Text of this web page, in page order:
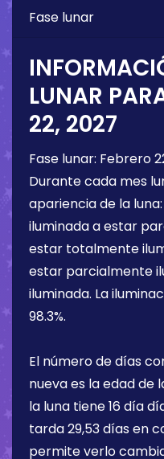
Fase lunar
LUNAR
22, 2027
Fase lunar: Febrero
Durante cada mes
apariencia de la
iluminada a estar
estar totalmente
estar parcialmente
iluminada. La
98.3%.
El número de días
nueva es la edad de
la luna tiene16 día
tarda 29,53 días en
permite verlo